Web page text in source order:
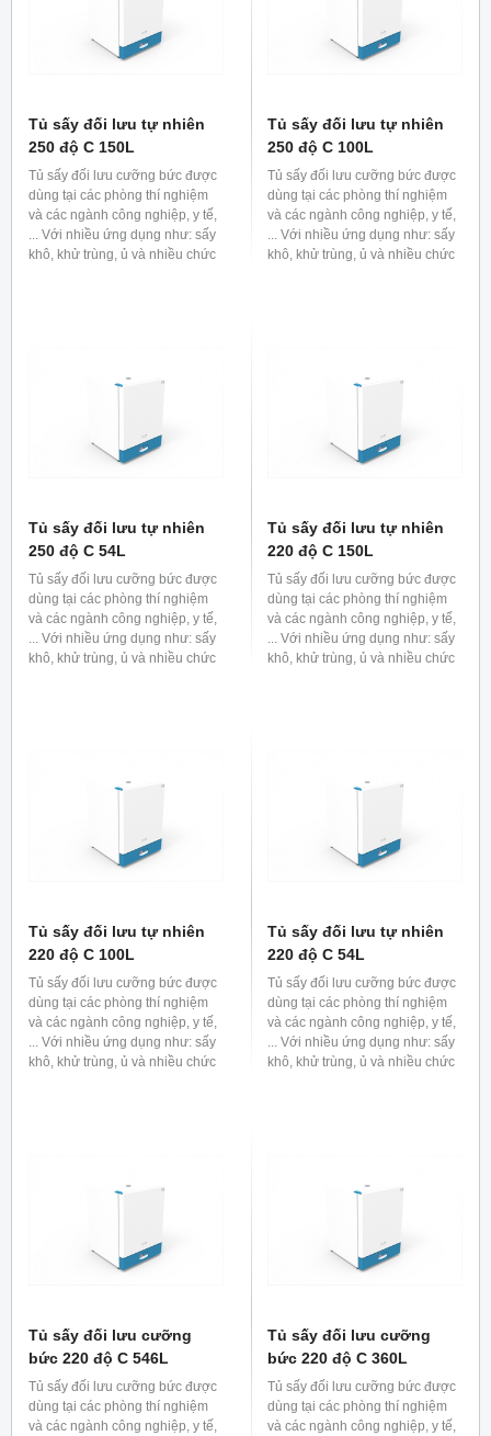
Tủ sấy đối lưu tự nhiên
250 độ C 150L
Tủ sấy đối lưu cưỡng bức được
dùng tại các phòng thí nghiệm
và các ngành công nghiệp, y tế,
... Với nhiều ứng dụng như: sấy
khô, khử trùng, ủ và nhiều chức
Tủ sấy đối lưu tự nhiên
250 độ C 100L
Tủ sấy đối lưu cưỡng bức được
dùng tại các phòng thí nghiệm
và các ngành công nghiệp, y tế,
... Với nhiều ứng dụng như: sấy
khô, khử trùng, ủ và nhiều chức
Tủ sấy đối lưu tự nhiên
250 độ C 54L
Tủ sấy đối lưu cưỡng bức được
dùng tại các phòng thí nghiệm
và các ngành công nghiệp, y tế,
... Với nhiều ứng dụng như: sấy
khô, khử trùng, ủ và nhiều chức
Tủ sấy đối lưu tự nhiên
220 độ C 150L
Tủ sấy đối lưu cưỡng bức được
dùng tại các phòng thí nghiệm
và các ngành công nghiệp, y tế,
... Với nhiều ứng dụng như: sấy
khô, khử trùng, ủ và nhiều chức
Tủ sấy đối lưu tự nhiên
220 độ C 100L
Tủ sấy đối lưu cưỡng bức được
dùng tại các phòng thí nghiệm
và các ngành công nghiệp, y tế,
... Với nhiều ứng dụng như: sấy
khô, khử trùng, ủ và nhiều chức
Tủ sấy đối lưu tự nhiên
220 độ C 54L
Tủ sấy đối lưu cưỡng bức được
dùng tại các phòng thí nghiệm
và các ngành công nghiệp, y tế,
... Với nhiều ứng dụng như: sấy
khô, khử trùng, ủ và nhiều chức
Tủ sấy đối lưu cưỡng
bức 220 độ C 546L
Tủ sấy đối lưu cưỡng bức được
dùng tại các phòng thí nghiệm
và các ngành công nghiệp, y tế,
Tủ sấy đối lưu cưỡng
bức 220 độ C 360L
Tủ sấy đối lưu cưỡng bức được
dùng tại các phòng thí nghiệm
và các ngành công nghiệp, y tế,